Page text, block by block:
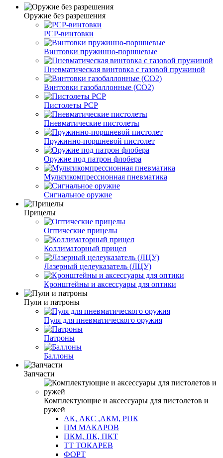
Оружие без разрешения
PCP-винтовки
Винтовки пружинно-поршневые
Пневматическая винтовка с газовой пружиной
Винтовки газобаллонные (CO2)
Пистолеты PCP
Пневматические пистолеты
Пружинно-поршневой пистолет
Оружие под патрон флобера
Мультикомпрессионная пневматика
Сигнальное оружие
Прицелы
Оптические прицелы
Коллиматорный прицел
Лазерный целеуказатель (ЛЦУ)
Кронштейны и аксессуары для оптики
Пули и патроны
Пуля для пневматического оружия
Патроны
Баллоны
Запчасти
Комплектующие и аксессуары для пистолетов и
ружей
АК, АКС ,АКМ, РПК
ПМ МАКАРОВ
ПКМ, ПК, ПКТ
ТТ ТОКАРЕВ
ФОРТ